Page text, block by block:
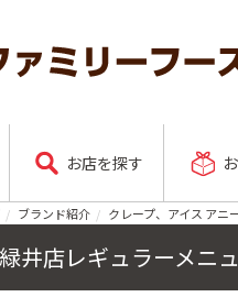
お店を探す
ブランド紹介 クレープ、アイス アニ
井店レギュラーメニ